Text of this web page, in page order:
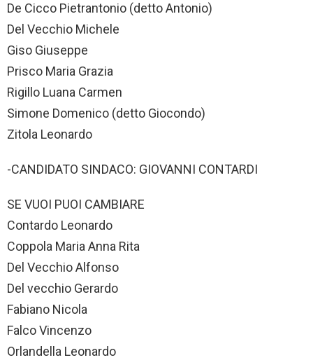
De Cicco Pietrantonio (detto Antonio)
Del Vecchio Michele
Giso Giuseppe
Prisco Maria Grazia
Rigillo Luana Carmen
Simone Domenico (detto Giocondo)
Zitola Leonardo
-CANDIDATO SINDACO: GIOVANNI CONTARDI
SE VUOI PUOI CAMBIARE
Contardo Leonardo
Coppola Maria Anna Rita
Del Vecchio Alfonso
Del vecchio Gerardo
Fabiano Nicola
Falco Vincenzo
Orlandella Leonardo